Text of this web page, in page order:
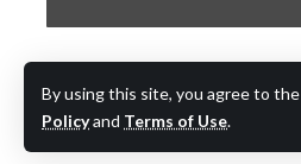
By using this site, you agree to the
Policyand Terms of Use.